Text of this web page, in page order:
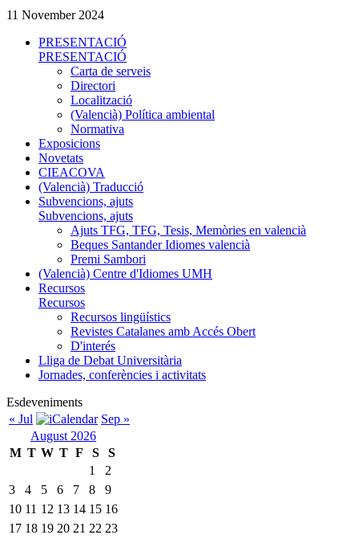
11 November 2024
PRESENTACIÓ
PRESENTACIÓ
Carta de serveis
Directori
Localització
(Valencià) Política ambiental
Normativa
Exposicions
Novetats
CIEACOVA
(Valencià) Traducció
Subvencions, ajuts
Subvencions, ajuts
Ajuts TFG, TFG, Tesis, Memòries en valencià
Beques Santander Idiomes valencià
Premi Sambori
(Valencià) Centre d'Idiomes UMH
Recursos
Recursos
Recursos lingüístics
Revistes Catalanes amb Accés Obert
D'interés
Lliga de Debat Universitària
Jornades, conferències i activitats
Esdeveniments
« Jul
Sep »
August 2026
M T W T F S
S
1
2
3
4 5 6 7 8
9
10 11 12 13 14 15 16
17 18 19 20 21 22 23